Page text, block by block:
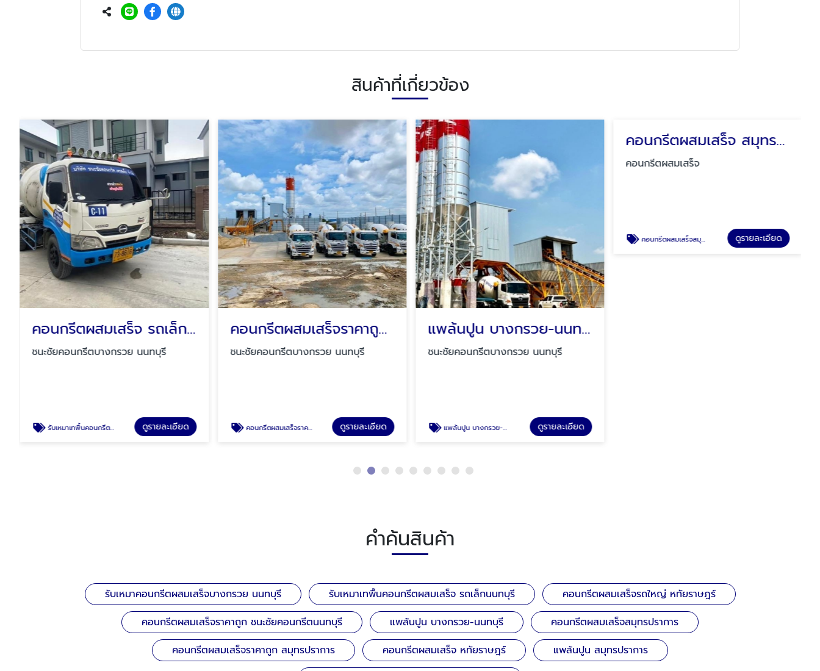
สินค้าที่เกี่ยวข้อง
คอนกรีตผสมเสร็จ รถเล็กนนทบุรี
ชนะชัยคอนกรีตบางกรวย นนทบุรี
รับเหมาเทพื้นคอนกรีตผสมเสร็จ รถเล็กนนทบุรี ดูรายละเอียด
คอนกรีตผสมเสร็จราคาถูก ชนะชัยคอนกรีตนนทบุรี
ชนะชัยคอนกรีตบางกรวย นนทบุรี
คอนกรีตผสมเสร็จราคาถูก ชนะชัยคอนกรีตนนทบุรี ดูรายละเอียด
แพล้นปูน บางกรวย-นนทบุรี
ชนะชัยคอนกรีตบางกรวย นนทบุรี
แพล้นปูน บางกรวย-นนทบุรี ดูรายละเอียด
คำค้นสินค้า
รับเหมาคอนกรีตผสมเสร็จบางกรวย นนทบุรี รับเหมาเทพื้นคอนกรีตผสมเสร็จ รถเล็กนนทบุรี
คอนกรีตผสมเสร็จรถใหญ่ หทัยราษฎร์
คอนกรีตผสมเสร็จราคาถูก ชนะชัยคอนกรีตนนทบุรี
แพล้นปูน บางกรวย-นนทบุรี
คอนกรีตผสมเสร็จสมุทรปราการ
คอนกรีตผสมเสร็จราคาถูก สมุทรปราการ
คอนกรีตผสมเสร็จ หทัยราษฎร์
แพล้นปูน สมุทรปราการ